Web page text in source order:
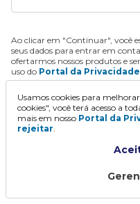
Ao clicar em "Continuar", você
seus dados para entrar em
ofertarmos nossos produtos e
uso do Portal da Privacidade
Usamos cookies para
cookies", você terá acesso a
mais em nosso Portal da
rejeitar.